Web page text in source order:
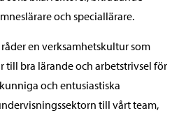
och speciallärare.
en verksamhetskultur som
till bra lärande och arbetstrivsel för
och entusiastiska
till vårt team,